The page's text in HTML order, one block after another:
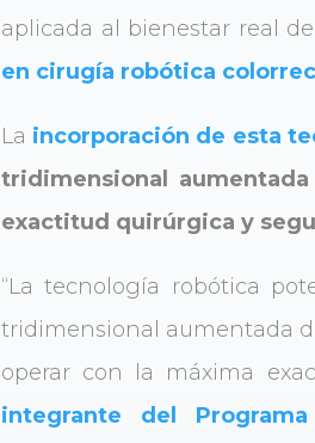
aplicada al bienestar real
en cirugía robótica
La incorporación de esta
tridimensional aumentada
exactitud quirúrgica y
“La tecnología robótica
tridimensional aumentada
operar con la máxima
integrante del